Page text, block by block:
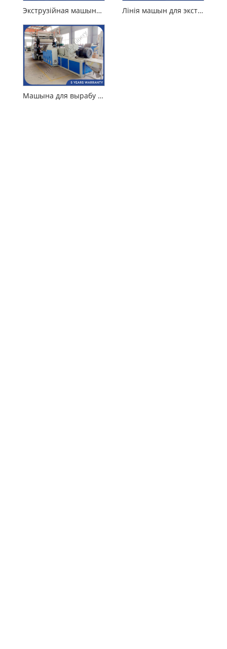
Экструзійная машына для гафрыраванага даху з ПВХ Лінія машын для экструзіі мармуровага ліста ПВХ
Машына для вырабу мармуровай дошкі з ПВХ